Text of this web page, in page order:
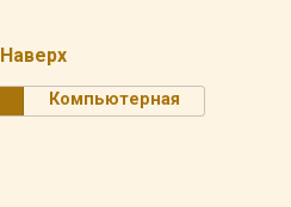
Наверх
Компьютерная